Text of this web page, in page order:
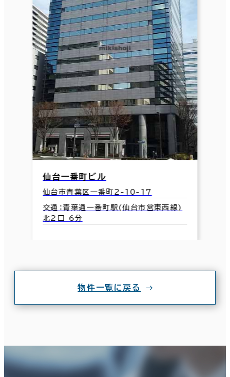
仙台一番町ビル
仙台市青葉区一番町2-10-17
交通：青葉通一番町駅(仙台市営東西線)
北2口 6分
物件一覧に戻る